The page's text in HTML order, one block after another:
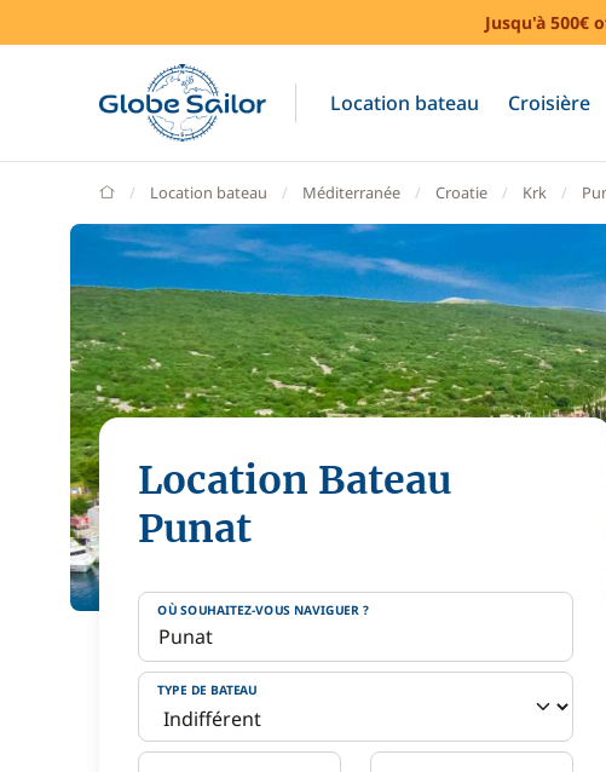
Jusqu'à 500€
Location bateau Croisière
GlobeSailor
Location bateau Méditerranée Croatie Krk
Location Bateau
Punat
OÙ SOUHAITEZ-VOUS NAVIGUER ?
TYPE DE BATEAU